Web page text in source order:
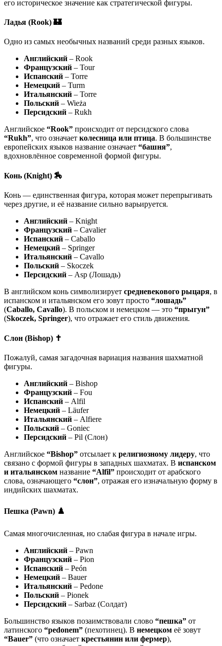
его историческое значение как стратегической фигуры.
Ладья (Rook) 🏰
Одно из самых необычных названий среди разных языков.
Английский – Rook
Французский – Tour
Испанский – Torre
Немецкий – Turm
Итальянский – Torre
Польский – Wieża
Персидский – Rukh
Английское “Rook” происходит от персидского слова
“Rukh”, что означает колесница или птица. В большинстве
европейских языков название означает “башня”,
вдохновлённое современной формой фигуры.
Конь (Knight) 🏇
Конь — единственная фигура, которая может перепрыгивать
через другие, и её название сильно варьируется.
Английский – Knight
Французский – Cavalier
Испанский – Caballo
Немецкий – Springer
Итальянский – Cavallo
Польский – Skoczek
Персидский – Asp (Лошадь)
В английском конь символизирует средневекового рыцаря, в
испанском и итальянском его зовут просто “лошадь”
(Caballo, Cavallo). В польском и немецком — это “прыгун”
(Skoczek, Springer), что отражает его стиль движения.
Слон (Bishop) ✝️
Пожалуй, самая загадочная вариация названия шахматной
фигуры.
Английский – Bishop
Французский – Fou
Испанский – Alfil
Немецкий – Läufer
Итальянский – Alfiere
Польский – Goniec
Персидский – Pil (Слон)
Английское “Bishop” отсылает к религиозному лидеру, что
связано с формой фигуры в западных шахматах. В испанском
и итальянском название “Alfil” происходит от арабского
слова, означающего “слон”, отражая его изначальную форму в
индийских шахматах.
Пешка (Pawn) ♟️
Самая многочисленная, но слабая фигура в начале игры.
Английский – Pawn
Французский – Pion
Испанский – Peón
Немецкий – Bauer
Итальянский – Pedone
Польский – Pionek
Персидский – Sarbaz (Солдат)
Большинство языков позаимствовали слово “пешка” от
латинского “pedonem” (пехотинец). В немецком её зовут
“Bauer” (что означает крестьянин или фермер),